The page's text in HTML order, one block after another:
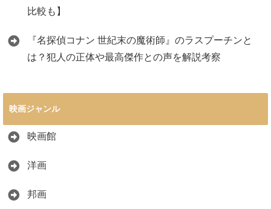
比較も】
『名探偵コナン 世紀末の魔術師』のラスプーチンと
は？犯人の正体や最高傑作との声を解説考察
映画ジャンル
映画館
洋画
邦画